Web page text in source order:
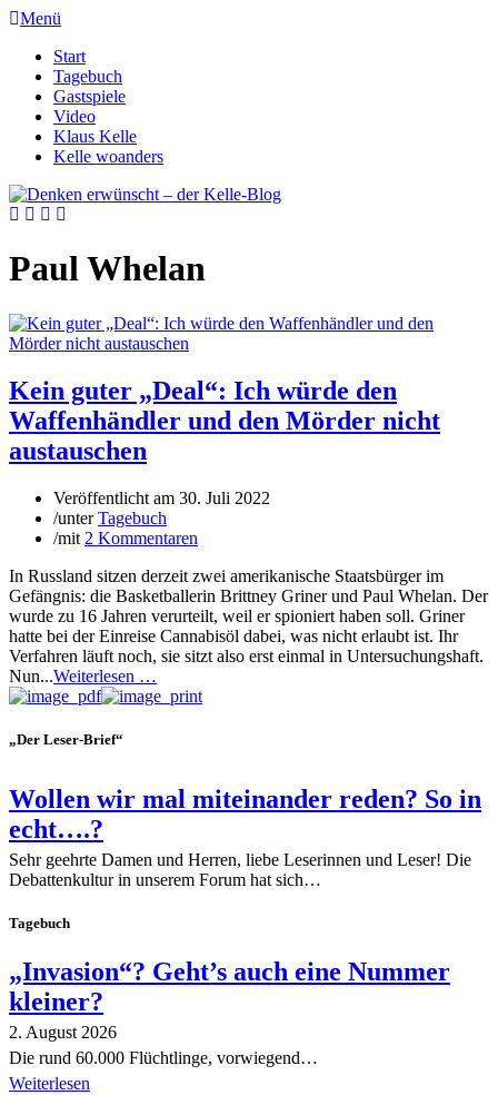
Menü
Start
Tagebuch
Gastspiele
Video
Klaus Kelle
Kelle woanders
Paul Whelan
Kein guter „Deal“: Ich würde den
Waffenhändler und den Mörder nicht
austauschen
Veröffentlicht am 30. Juli 2022
/unterTagebuch
/mit 2 Kommentaren
In Russland sitzen derzeit zwei amerikanische Staatsbürger im
Gefängnis: die Basketballerin Brittney Griner und Paul Whelan. Der
wurde zu 16 Jahren verurteilt, weil er spioniert haben soll. Griner
hatte bei der Einreise Cannabisöl dabei, was nicht erlaubt ist. Ihr
Verfahren läuft noch, sie sitzt also erst einmal in Untersuchungshaft.
Nun...Weiterlesen …
„Der Leser-Brief“
Wollen wir mal miteinander reden? So in
echt….?
Sehr geehrte Damen und Herren, liebe Leserinnen und Leser! Die
Debattenkultur in unserem Forum hat sich…
Tagebuch
„Invasion“? Geht’s auch eine Nummer
kleiner?
2. August 2026
Die rund 60.000 Flüchtlinge, vorwiegend…
Weiterlesen